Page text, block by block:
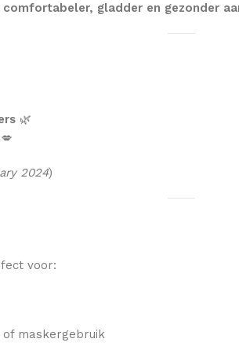
gladder en gezonder
🌿
💋
2024)
voor:
of maskergebruik